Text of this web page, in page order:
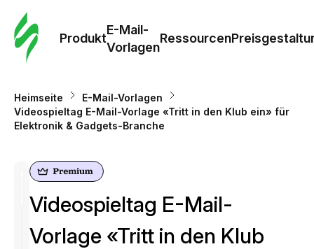
Produkt
E-Mail-
Vorlagen
Ressourcen
Heimseite
E-Mail-Vorlagen
Videospieltag E-Mail-Vorlage «Tritt in den Klub ein» für
Elektronik & Gadgets-Branche
Videospieltag E-Mail-
Vorlage «Tritt in den Klub